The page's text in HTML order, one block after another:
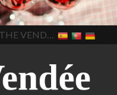
een anaërobe donderdag
17 november 2022 is
beaujolais dag hoe lang is
Beaujolais Nouveau
houdbaar hoeveel flessen
verkocht
is Beaujolais
Nouveau een fruitige wijn
kooldioxiderijke omgeving.
In The Vendee
LIVING AND TRAVELLING IN THE VENDÉE